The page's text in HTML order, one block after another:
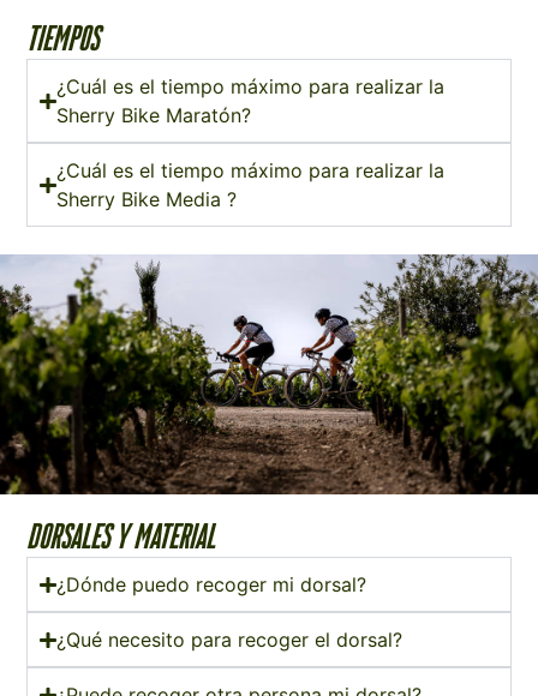
tiempos
¿Cuál es el tiempo máximo para realizar la
Sherry Bike Maratón?
¿Cuál es el tiempo máximo para realizar la
Sherry Bike Media ?
dorsales y material
¿Dónde puedo recoger mi dorsal?
¿Qué necesito para recoger el dorsal?